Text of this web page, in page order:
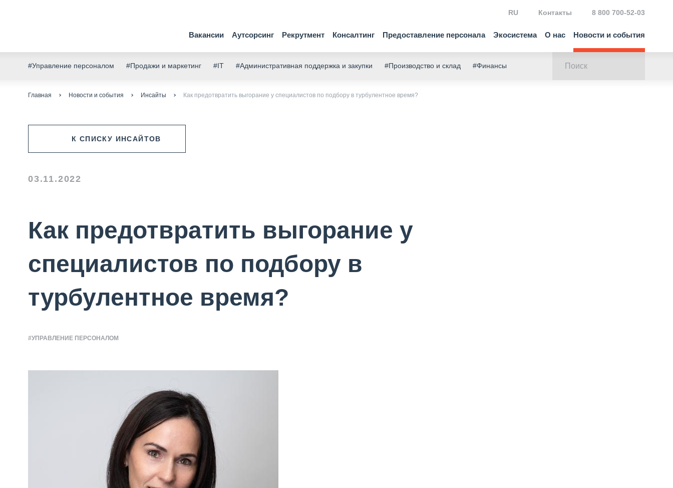
Вакансии Аутсорсинг Рекрутмент Консалтинг Предоставление персонала Экосистема О нас Новости и события
RU Контакты 8 800 700-52-03
#Управление персоналом #Продажи и маркетинг #IT #Административная поддержка и закупки #Производство и склад #Финансы
Главная Новости и события Инсайты Как предотвратить выгорание у специалистов по подбору в турбулентное время?
К СПИСКУ ИНСАЙТОВ
03.11.2022
Как предотвратить выгорание у
специалистов по подбору в
турбулентное время?
#УПРАВЛЕНИЕ ПЕРСОНАЛОМ